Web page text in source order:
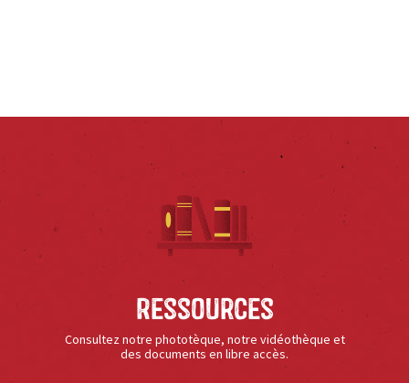
Ressources
Consultez notre phototèque, notre vidéothèque et
des documents en libre accès.